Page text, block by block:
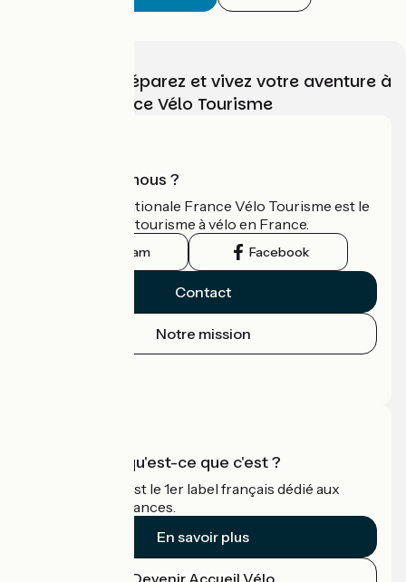
Choisissez, préparez et vivez votre aventure à
vélo avec France Vélo Tourisme
Qui sommes-nous ?
L'association nationale France Vélo Tourisme est le
guide officiel du tourisme à vélo en France.
Instagram Facebook
Contact
Notre mission
Accueil Vélo qu'est-ce que c'est ?
Accueil Vélo c'est le 1er label français dédié aux
cyclistes en vacances.
En savoir plus